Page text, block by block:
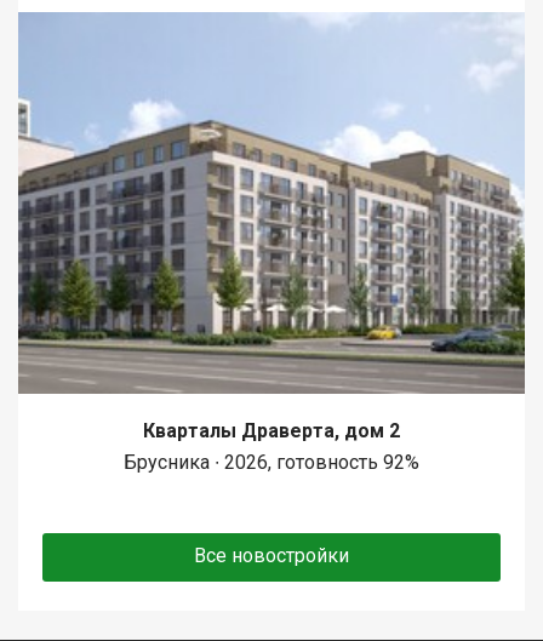
Кварталы Драверта, дом 2
Брусника ∙ 2026, готовность 92%
Все новостройки